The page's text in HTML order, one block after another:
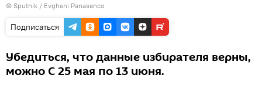
© Sputnik / Evgheni Panasenco
Подписаться
Убедиться, что данные избирателя верны,
можно С 25 мая по 13 июня.